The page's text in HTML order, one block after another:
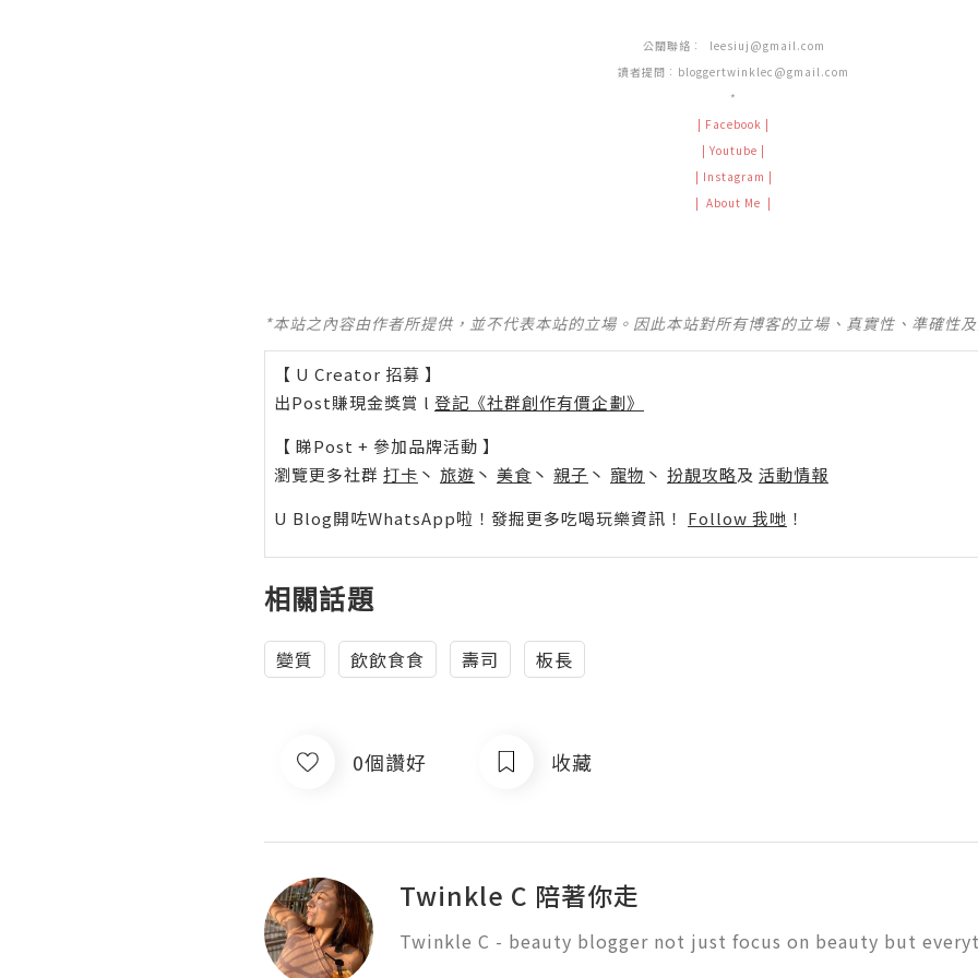
公關聯絡︰
leesiuj@gmail.com
讀者提問︰ bloggertwinklec@gmail.com
*
| Facebook |
| Youtube |
| Instagram |
| About Me |
*本站之內容由作者所提供，並不代表本站的立場。因此本站對所有博客的立場、真實性、準確性
【 U Creator 招募 】
出Post賺現金獎賞 l 登記《社群創作有價企劃》
【 睇Post + 參加品牌活動 】
瀏覽更多社群 打卡 丶 旅遊 丶 美食 丶 親子 丶 寵物 丶 扮靚攻略及 活動情報
U Blog開咗WhatsApp啦！發掘更多吃喝玩樂資訊！ Follow 我哋 ！
相關話題
變質 飲飲食食 壽司 板長
0個讚好 收藏
Twinkle C 陪著你走
Twinkle C - beauty blogger not just focus on beauty but